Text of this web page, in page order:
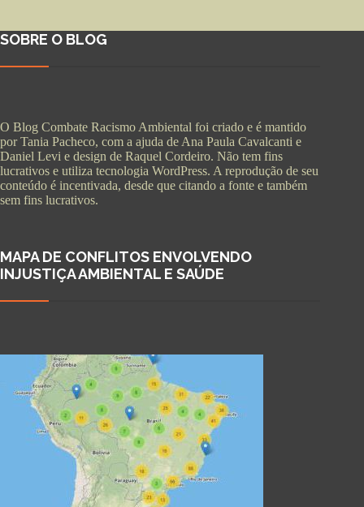
SOBRE O BLOG
O Blog Combate Racismo Ambiental foi criado e é mantido
por Tania Pacheco, com a ajuda de Ana Paula Cavalcanti e
Daniel Levi e design de Raquel Cordeiro. Não tem fins
lucrativos e utiliza tecnologia WordPress. A reprodução de seu
conteúdo é incentivada, desde que citando a fonte e também
sem fins lucrativos.
MAPA DE CONFLITOS ENVOLVENDO
INJUSTIÇA AMBIENTAL E SAÚDE